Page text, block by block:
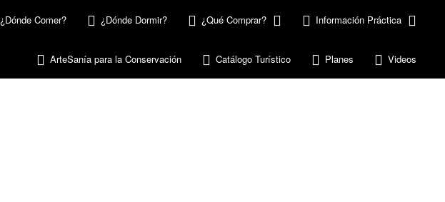
¿Dónde Comer? ¿Dónde Dormir? ¿Qué Comprar? Información Práctica
ArteSanía para la Conservación Catálogo Turístico Planes Videos